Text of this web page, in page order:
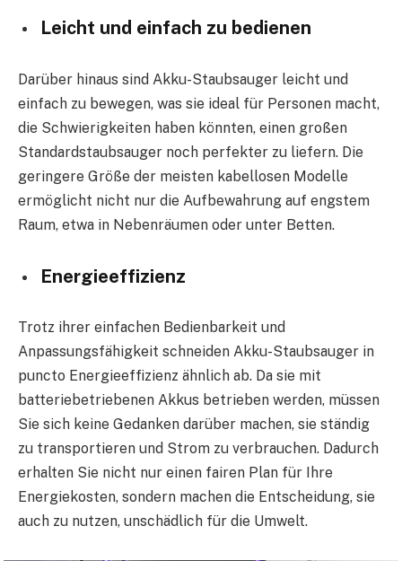
Leicht und einfach zu bedienen
Darüber hinaus sind Akku-Staubsauger leicht und
einfach zu bewegen, was sie ideal für Personen macht,
die Schwierigkeiten haben könnten, einen großen
Standardstaubsauger noch perfekter zu liefern. Die
geringere Größe der meisten kabellosen Modelle
ermöglicht nicht nur die Aufbewahrung auf engstem
Raum, etwa in Nebenräumen oder unter Betten.
Energieeffizienz
Trotz ihrer einfachen Bedienbarkeit und
Anpassungsfähigkeit schneiden Akku-Staubsauger in
puncto Energieeffizienz ähnlich ab. Da sie mit
batteriebetriebenen Akkus betrieben werden, müssen
Sie sich keine Gedanken darüber machen, sie ständig
zu transportieren und Strom zu verbrauchen. Dadurch
erhalten Sie nicht nur einen fairen Plan für Ihre
Energiekosten, sondern machen die Entscheidung, sie
auch zu nutzen, unschädlich für die Umwelt.